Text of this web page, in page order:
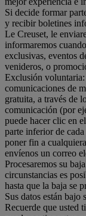
Si decide formar
y recibir boletines
Le Creuset, le
informaremos
exclusivas, eventos
venideros, o
Exclusión voluntaria:
comunicaciones de
gratuita, a través de
comunicación (por
puede hacer clic en
parte inferior de
poner fin a
envíenos un correo
Procesaremos su
circunstancias es
hasta que la baja se
Sus datos están bajo
Recuerde que usted